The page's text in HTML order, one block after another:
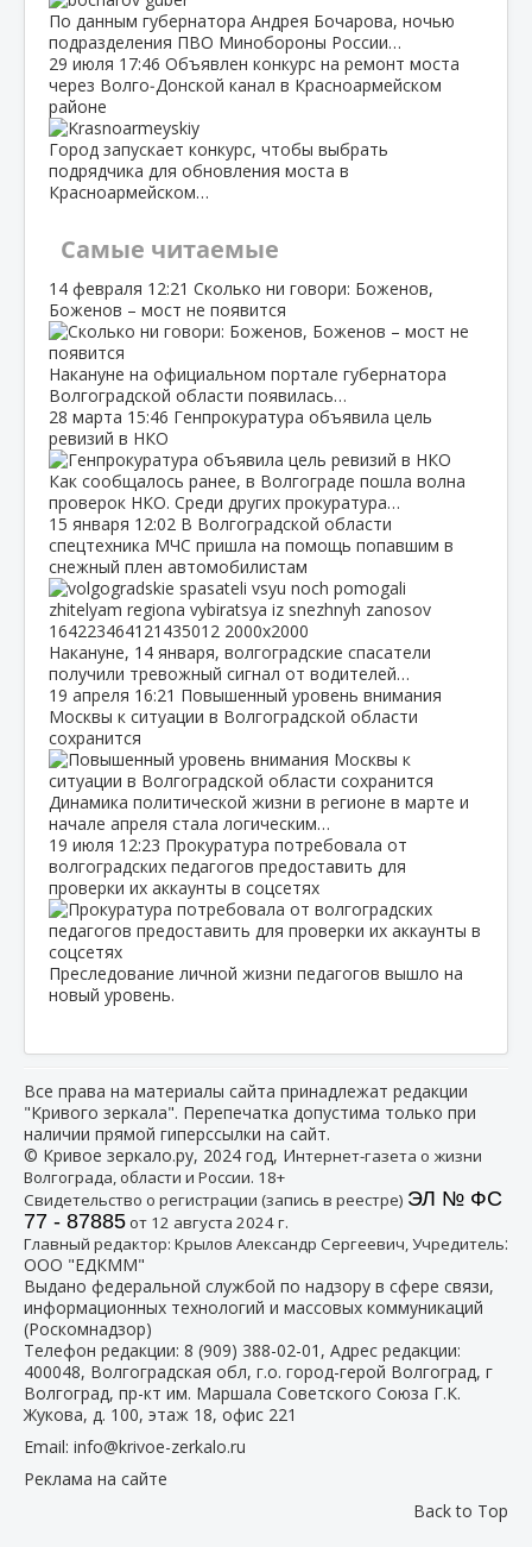
По данным губернатора Андрея Бочарова, ночью
подразделения ПВО Минобороны России…
29 июля 17:46 Объявлен конкурс на ремонт моста
через Волго‑Донской канал в Красноармейском
районе
Город запускает конкурс, чтобы выбрать
подрядчика для обновления моста в
Красноармейском…
Самые читаемые
14 февраля 12:21 Сколько ни говори: Боженов,
Боженов – мост не появится
Накануне на официальном портале губернатора
Волгоградской области появилась…
28 марта 15:46 Генпрокуратура объявила цель
ревизий в НКО
Как сообщалось ранее, в Волгограде пошла волна
проверок НКО. Среди других прокуратура…
15 января 12:02 В Волгоградской области
спецтехника МЧС пришла на помощь попавшим в
снежный плен автомобилистам
Накануне, 14 января, волгоградские спасатели
получили тревожный сигнал от водителей…
19 апреля 16:21 Повышенный уровень внимания
Москвы к ситуации в Волгоградской области
сохранится
Динамика политической жизни в регионе в марте и
начале апреля стала логическим…
19 июля 12:23 Прокуратура потребовала от
волгоградских педагогов предоставить для
проверки их аккаунты в соцсетях
Преследование личной жизни педагогов вышло на
новый уровень.
Все права на материалы сайта принадлежат редакции
"Кривого зеркала". Перепечатка допустима только при
наличии прямой гиперссылки на сайт.
© Кривое зеркало.ру, 2024 год, Интернет-газета о жизни
Волгограда, области и России. 18+
Свидетельство о регистрации (запись в реестре) ЭЛ № ФС
77 - 87885от 12 августа 2024 г.
Главный редактор: Крылов Александр Сергеевич, Учредитель:
ООО "ЕДКММ"
Выдано федеральной службой по надзору в сфере связи,
информационных технологий и массовых коммуникаций
(Роскомнадзор)
Телефон редакции: 8 (909) 388-02-01 , Адрес редакции:
400048, Волгоградская обл, г.о. город-герой Волгоград, г
Волгоград, пр-кт им. Маршала Советского Союза Г.К.
Жукова, д. 100, этаж 18, офис 221
Email: info@krivoe-zerkalo.ru
Реклама на сайте
Back to Top